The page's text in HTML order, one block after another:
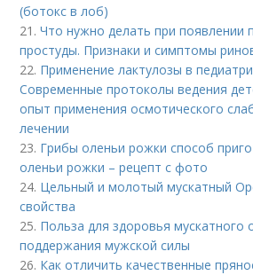
(ботокс в лоб)
21.Что нужно делать при появлении
простуды. Признаки и симптомы
22. Применение лактулозы в
Современные протоколы ведения
опыт применения осмотического
лечении
23. Грибы оленьи рожки способ
оленьи рожки – рецепт с фото
24. Цельный и молотый мускатный
свойства
25. Польза для здоровья мускатного
поддержания мужской силы
26. Как отличить качественные